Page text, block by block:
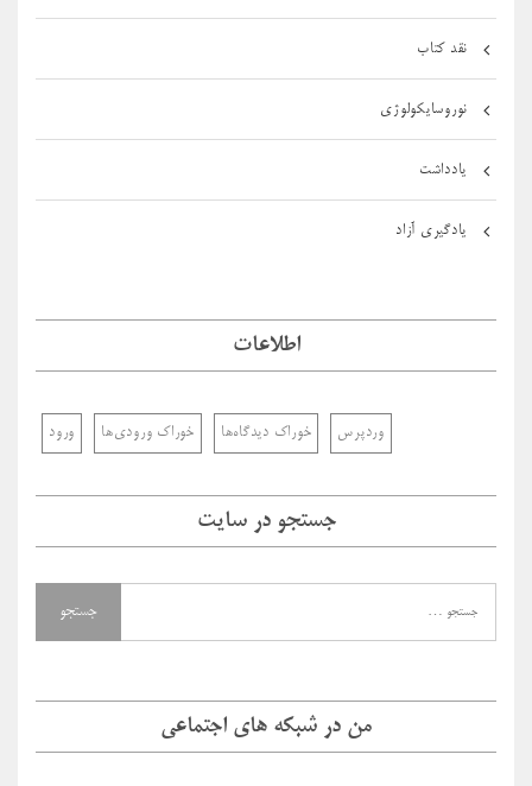
نقد کتاب
نوروسایکولوژی
یادداشت
یادگیری آزاد
اطلاعات
ورود خوراک ورودی‌ها خوراک دیدگاه‌ها وردپرس
جستجو در سایت
من در شبکه های اجتماعی